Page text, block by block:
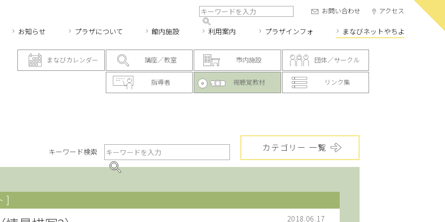
お知らせ プラザについて 館内施設 利用案内 プラザインフォ まなびネットやちよ
お問い合わせ アクセス
まなびカレンダー 講座／教室 市内施設 団体／サークル
指導者 視聴覚教材 リンク集
キーワード検索 カテゴリー 一覧
]
2018.06.17